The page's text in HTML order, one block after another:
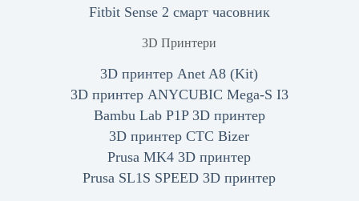
Fitbit Sense 2 смарт часовник
3D Принтери
3D принтер Anet A8 (Kit)
3D принтер ANYCUBIC Mega-S I3
Bambu Lab P1P 3D принтер
3D принтер CTC Bizer
Prusa MK4 3D принтер
Prusa SL1S SPEED 3D принтер